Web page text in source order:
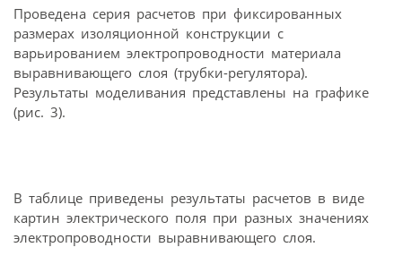
Проведена серия расчетов при фиксированных
размерах изоляционной конструкции с
варьированием электропроводности материала
выравнивающего слоя (трубки-регулятора).
Результаты моделивания представлены на графике
(рис. 3).
В таблице приведены результаты расчетов в виде
картин электрического поля при разных значениях
электропроводности выравнивающего слоя.